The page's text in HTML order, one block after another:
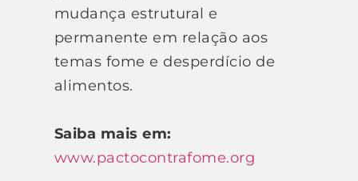
mudança estrutural e
permanente em relação aos
temas fome e desperdício de
alimentos.
Saiba mais em:
www.pactocontrafome.org